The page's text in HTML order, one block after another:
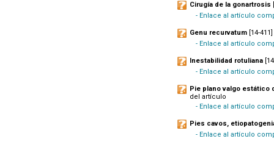
Cirugía de la gonartrosis
- Enlace al artículo
Genu recurvatum [14-
- Enlace al artículo
Inestabilidad rotuliana
- Enlace al artículo
Pie plano valgo
del artículo
- Enlace al artículo
Pies cavos,
- Enlace al artículo